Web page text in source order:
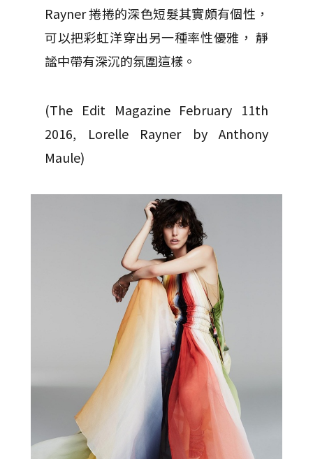
Rayner 捲捲的深色短髮其實頗有個性，
可以把彩虹洋穿出另一種率性優雅， 靜
謐中帶有深沉的氛圍這樣。
(The Edit Magazine February 11th
2016, Lorelle Rayner by Anthony
Maule)